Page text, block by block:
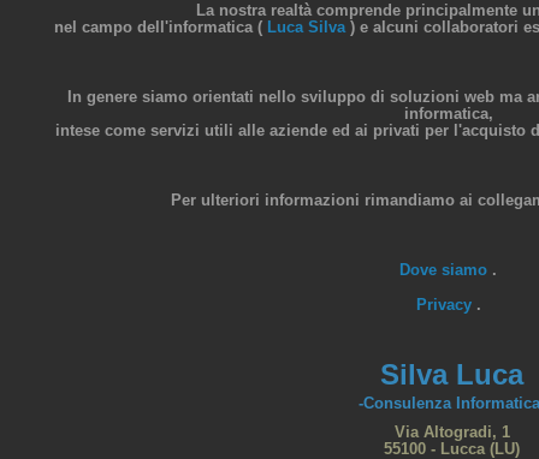
La nostra realtà comprende principalmente
nel campo dell'informatica ( Luca Silva) e alcuni collaboratori
In genere siamo orientati nello sviluppo di soluzioni web ma
informatica,
intese come servizi utili alle aziende ed ai privati per l'acquisto
Per ulteriori informazioni rimandiamo ai
Dove siamo .
Privacy.
Silva Luca
-Consulenza
Via Altogradi, 1
55100 - Lucca (LU)